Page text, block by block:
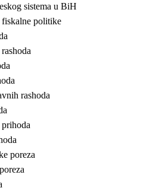
sistema u BiH
politike
rashoda
poreza